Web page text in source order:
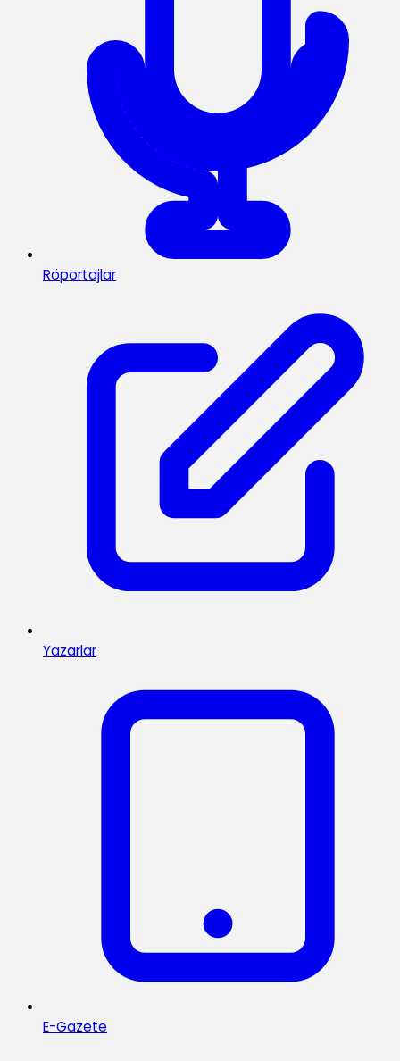
Röportajlar
Yazarlar
E-Gazete